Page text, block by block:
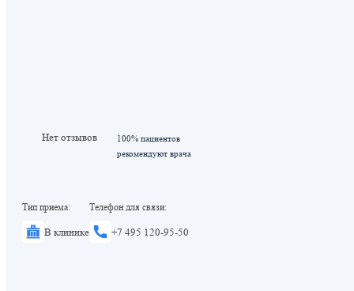
Нет отзывов
100% пациентов
рекомендуют врача
Тип приема:
В клинике
Телефон для связи:
+7 495 120-95-50